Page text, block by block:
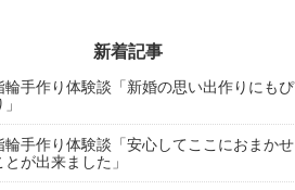
新着記事
輪手作り体験談「新婚の思い出作りにもぴ
輪手作り体験談「安心してここにおまかせ
が出来ました」